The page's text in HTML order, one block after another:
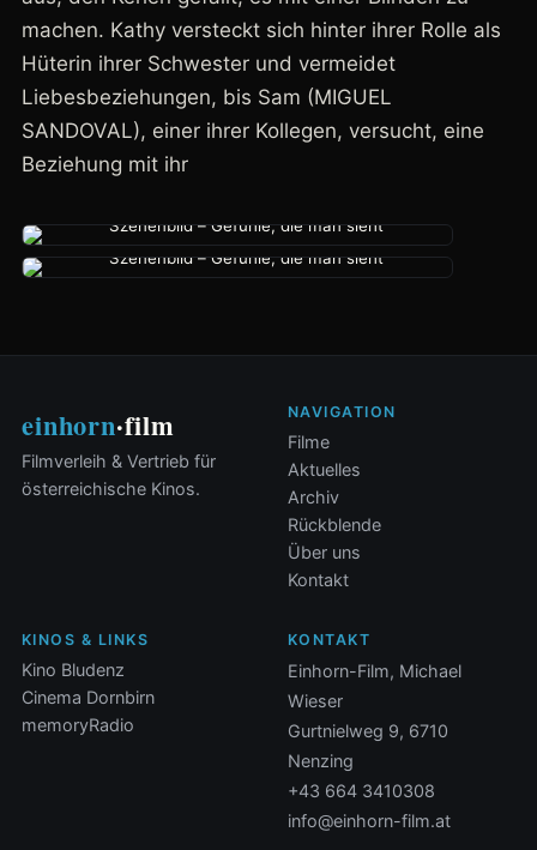
machen. Kathy versteckt sich hinter ihrer Rolle als
Hüterin ihrer Schwester und vermeidet
Liebesbeziehungen, bis Sam (MIGUEL
SANDOVAL), einer ihrer Kollegen, versucht, eine
Beziehung mit ihr
einhorn·film
Filmverleih & Vertrieb für
österreichische Kinos.
NAVIGATION
Filme
Aktuelles
Archiv
Rückblende
Über uns
Kontakt
KINOS & LINKS
Kino Bludenz
Cinema Dornbirn
memoryRadio
KONTAKT
Einhorn-Film, Michael
Wieser
Gurtnielweg 9, 6710
Nenzing
+43 664 3410308
info@einhorn-film.at